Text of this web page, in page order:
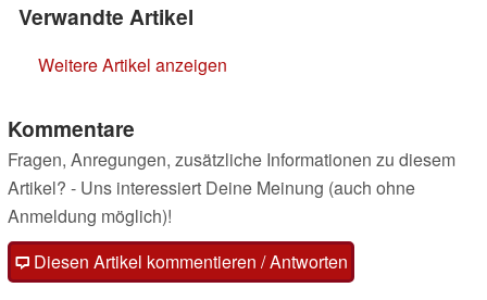
Verwandte Artikel
Weitere Artikel anzeigen
Kommentare
Fragen, Anregungen, zusätzliche Informationen zu diesem
Artikel? - Uns interessiert Deine Meinung (auch ohne
Anmeldung möglich)!
Diesen Artikel kommentieren / Antworten